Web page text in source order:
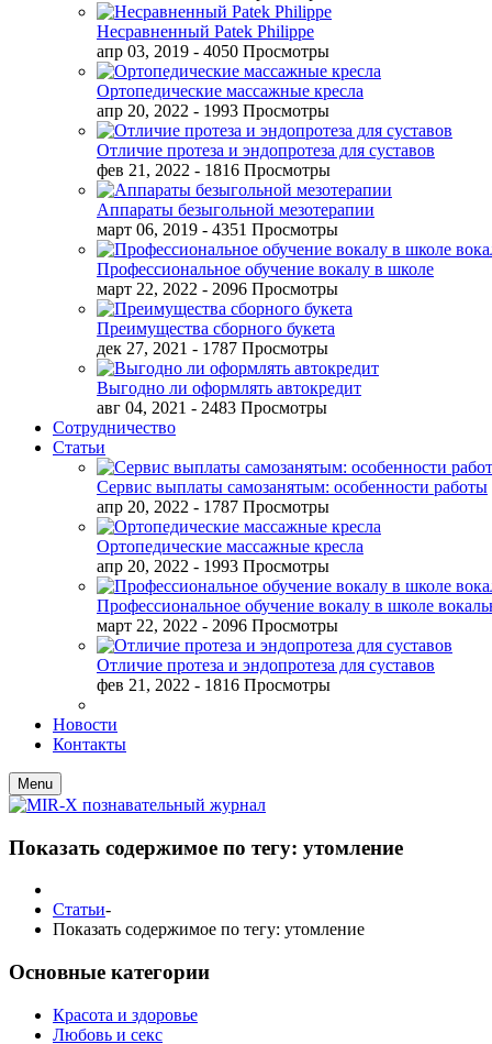
Несравненный Patek Philippe
апр 03, 2019 - 4050 Просмотры
Ортопедические массажные кресла
апр 20, 2022 - 1993 Просмотры
Отличие протеза и эндопротеза для суставов
фев 21, 2022 - 1816 Просмотры
Аппараты безыгольной мезотерапии
март 06, 2019 - 4351 Просмотры
Профессиональное обучение вокалу в школе
март 22, 2022 - 2096 Просмотры
Преимущества сборного букета
дек 27, 2021 - 1787 Просмотры
Выгодно ли оформлять автокредит
авг 04, 2021 - 2483 Просмотры
Сотрудничество
Статьи
Сервис выплаты самозанятым: особенности работы
апр 20, 2022 - 1787 Просмотры
Ортопедические массажные кресла
апр 20, 2022 - 1993 Просмотры
Профессиональное обучение вокалу в школе
март 22, 2022 - 2096 Просмотры
Отличие протеза и эндопротеза для суставов
фев 21, 2022 - 1816 Просмотры
Новости
Контакты
Menu
Показать содержимое по тегу: утомление
Статьи-
Показать содержимое по тегу: утомление
Основные категории
Красота и здоровье
Любовь и секс